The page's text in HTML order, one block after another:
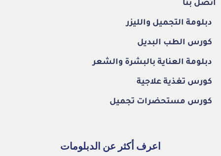
اتصل بنا
دبلومة التجميل والليزر
كورس الطب البديل
دبلومة العناية بالبشرة والشعر
كورس تغذية علاجية
كورس مستحضرات تجميل
اعرف أكثر عن الدبلومات